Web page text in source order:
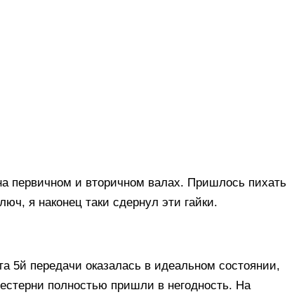
первичном и вторичном валах. Пришлось пихать
я наконец таки сдернул эти гайки.
5й передачи оказалась в идеальном состоянии,
полностью пришли в негодность. На